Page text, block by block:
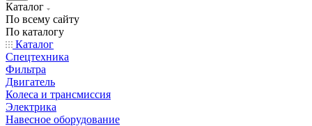
Каталог
По всему сайту
По каталогу
Каталог
Спецтехника
Фильтра
Двигатель
Колеса и трансмиссия
Электрика
Навесное оборудование